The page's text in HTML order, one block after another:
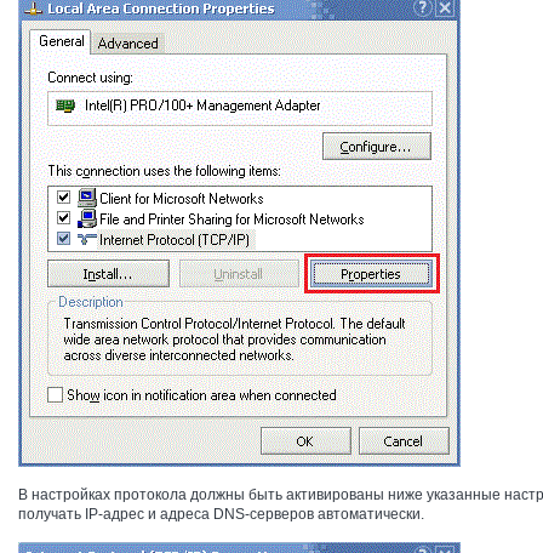
В настройках протокола должны быть активированы ниже указанные
получать IP-адрес и адреса DNS-серверов автоматически.